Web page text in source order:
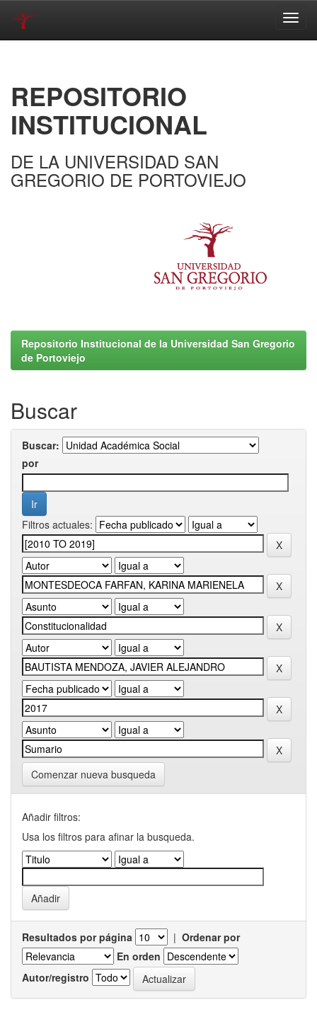
REPOSITORIO
INSTITUCIONAL
DE LA UNIVERSIDAD SAN
GREGORIO DE PORTOVIEJO
Repositorio Institucional de la Universidad San Gregorio
de Portoviejo
Buscar
Buscar:
por
Filtros actuales:
Comenzar nueva busqueda
Añadir filtros:
Usa los filtros para afinar la busqueda.
Resultados por página | Ordenar por
En orden
Autor/registro